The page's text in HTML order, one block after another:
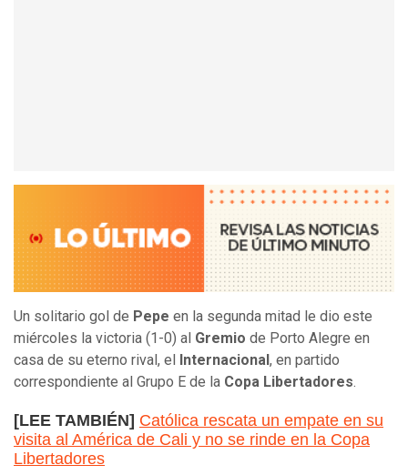
Un solitario gol de Pepe en la segunda mitad le dio este
miércoles la victoria (1-0) al Gremio de Porto Alegre en
casa de su eterno rival, el
Internacional , en partido
correspondiente al Grupo E de la Copa Libertadores.
[LEE TAMBIÉN] Católica rescata un empate en su
visita al América de Cali y no se rinde en la Copa
Libertadores